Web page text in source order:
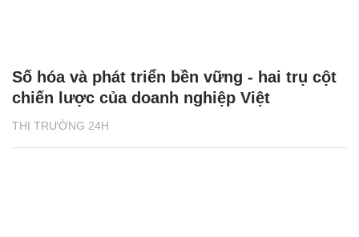
THỊ TRƯỜNG 24H
Số hóa và phát triển bền vững - hai trụ cột
chiến lược của doanh nghiệp Việt